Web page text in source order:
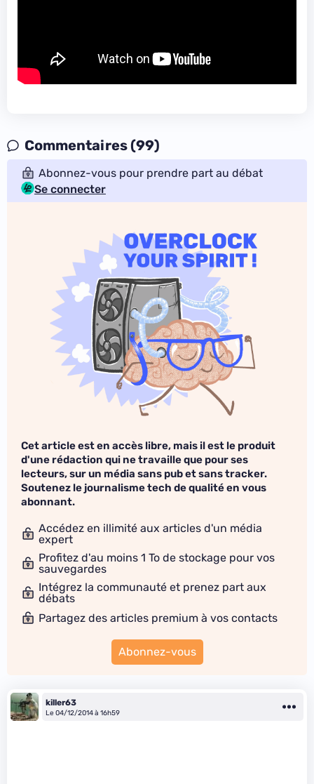
Commentaires (99)
Abonnez-vous pour prendre part au débat
Se connecter
Cet article est en accès libre, mais il est le produit
d'une rédaction qui ne travaille que pour ses
lecteurs, sur un média sans pub et sans tracker.
Soutenez le journalisme tech de qualité en vous
abonnant.
Accédez en illimité aux articles d'un média
expert
Profitez d'au moins 1 To de stockage pour vos
sauvegardes
Intégrez la communauté et prenez part aux
débats
Partagez des articles premium à vos contacts
Abonnez-vous
killer63
Le 04/12/2014 à 16h59